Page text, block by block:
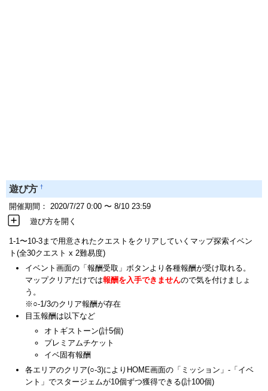
遊び方 †
開催期間： 2020/7/27 0:00 〜 8/10 23:59
遊び方を開く
1-1〜10-3まで用意されたクエストをクリアしていくマップ探索イベン
ト(全30クエスト x 2難易度)
イベント画面の「報酬受取」ボタンより各種報酬が受け取れる。
マップクリアだけでは報酬を入手できませんので気を付けましょ
う。
※○-1/3のクリア報酬が存在
目玉報酬は以下など
オトギストーン(計5個)
プレミアムチケット
イベ固有報酬
各エリアのクリア(○-3)によりHOME画面の「ミッション」-「イベ
ント」でスタージェムが10個ずつ獲得できる(計100個)